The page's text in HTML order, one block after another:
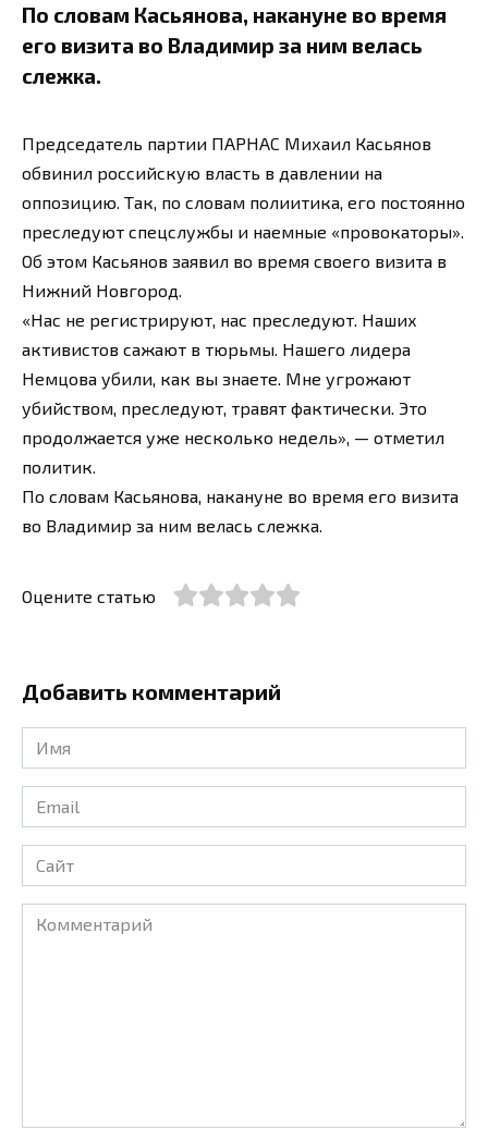
По словам Касьянова, накануне во время
его визита во Владимир за ним велась
слежка.
Председатель партии ПАРНАС Михаил Касьянов
обвинил российскую власть в давлении на
оппозицию. Так, по словам полиитика, его постоянно
преследуют спецслужбы и наемные «провокаторы».
Об этом Касьянов заявил во время своего визита в
Нижний Новгород.
«Нас не регистрируют, нас преследуют. Наших
активистов сажают в тюрьмы. Нашего лидера
Немцова убили, как вы знаете. Мне угрожают
убийством, преследуют, травят фактически. Это
продолжается уже несколько недель», — отметил
политик.
По словам Касьянова, накануне во время его визита
во Владимир за ним велась слежка.
Оцените статью
Добавить комментарий
Имя
*
Email
*
Сайт
Комментарий